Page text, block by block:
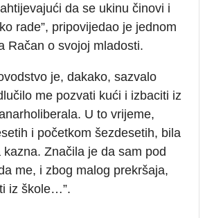
da se ukinu činovi i
rade”, pripovijedao je jednom
Račan o svojoj mladosti.
je, dakako, sazvalo
me pozvati kući i izbaciti iz
U to vrijeme,
i početkom šezdesetih, bila
kazna. Značila je da sam pod
me, i zbog malog prekršaja,
iz škole…”.